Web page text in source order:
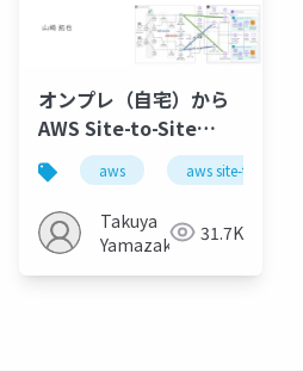
オンプレ（自宅）から
AWS Site-to-Site
VPN！ NAT越え、双方
向名前解決、フェイル
オーバーまで
aws aws site-to-site vpn
Takuya
Yamazaki
31.7K